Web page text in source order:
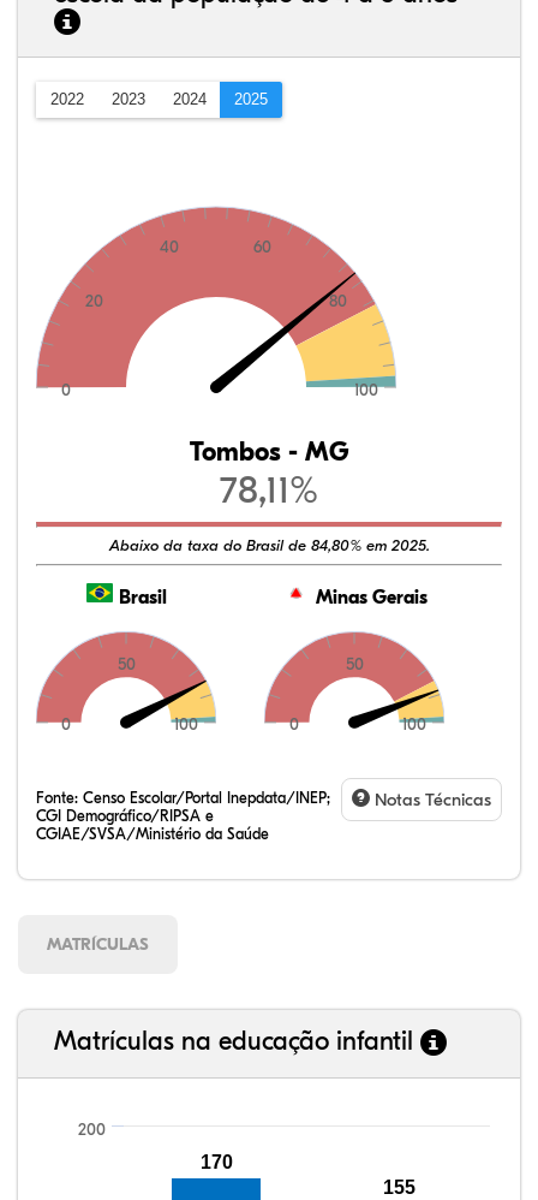
2022 2023 2024 2025
0
20
40 60
80
100
Tombos - MG
78,11%
Abaixo da taxa do Brasil de 84,80% em 2025.
Brasil
0
50
100
Minas Gerais
0
50
100
Fonte: Censo Escolar/Portal Inepdata/INEP;
CGI Demográfico/RIPSA e
CGIAE/SVSA/Ministério da Saúde
Notas Técnicas
MATRÍCULAS
Matrículas na educação infantil
200
170
155